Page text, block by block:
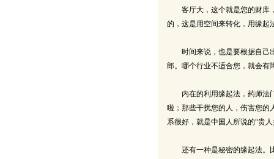
客厅大，这个就是您的财库，
的，这是用空间来转化，用缘起
时间来说，也是要根据自己出
郎。哪个行业不适合您，就会有
内在的利用缘起法，药师法门
啦；那些干扰您的人，伤害您的
系很好，就是中国人所说的“贵
还有一种是秘密的缘起法。比